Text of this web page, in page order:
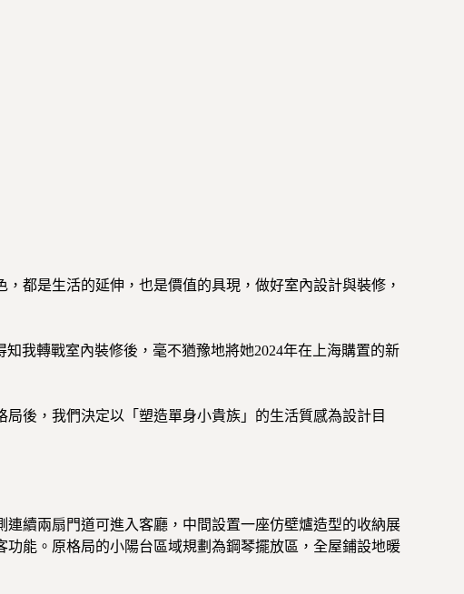
都是生活的延伸，也是價值的具現，做好室內設計與裝修，
我轉戰室內裝修後，毫不猶豫地將她2024年在上海購置的新
後，我們決定以「塑造單身小貴族」的生活質感為設計目
續兩扇門道可進入客廳，中間設置一座仿壁爐造型的收納展
能。原格局的小陽台區域規劃為鋼琴擺放區，全屋鋪設地暖